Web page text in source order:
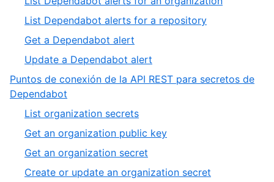
List Dependabot alerts for a repository
Get a Dependabot alert
Update a Dependabot alert
Puntos de conexión de la API REST para secretos de
Dependabot
List organization secrets
Get an organization public key
Get an organization secret
Create or update an organization secret